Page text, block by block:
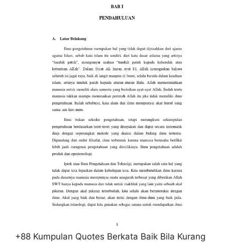
+88 Kumpulan Quotes Berkata Baik Bila Kurang